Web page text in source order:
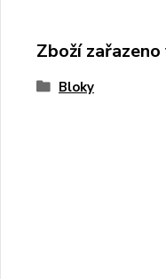
Zboží
Bloky